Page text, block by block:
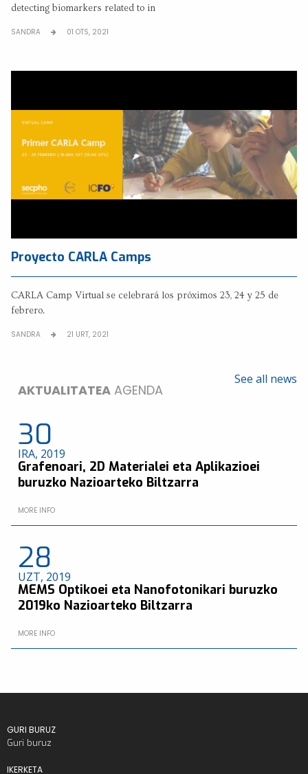
detecting biomarkers related to in
SANDRA 01 OTS, 2021
Proyecto CARLA Camps
CARLA Camp Virtual se celebrará los próximos 23, 24 y 25 de
febrero.
SANDRA 21 URT, 2021
See all news
AKTUALITATEA AGENDA
30
IRA, 2019
Grafenoari, 2D Materialei eta Aplikazioei
buruzko Nazioarteko Biltzarra
MORE INFO
28
UZT, 2019
MEMS Optikoei eta Nanofotonikari buruzko
2019ko Nazioarteko Biltzarra
MORE INFO
GURI BURUZ
Guri buruz
IKERKETA